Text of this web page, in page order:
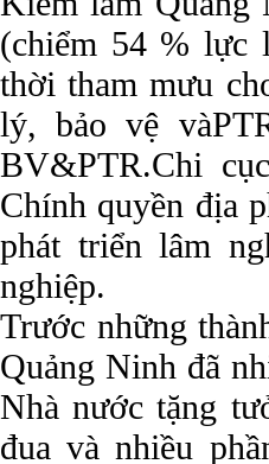
(chiểm 54 % lực
thời tham mưu
lý, bảo vệ
BV&PTR.Chi
Chính quyền địa
phát triển lâm
nghiệp.
Trước những
Quảng Ninh đã
Nhà nước tặng
đua và nhiều